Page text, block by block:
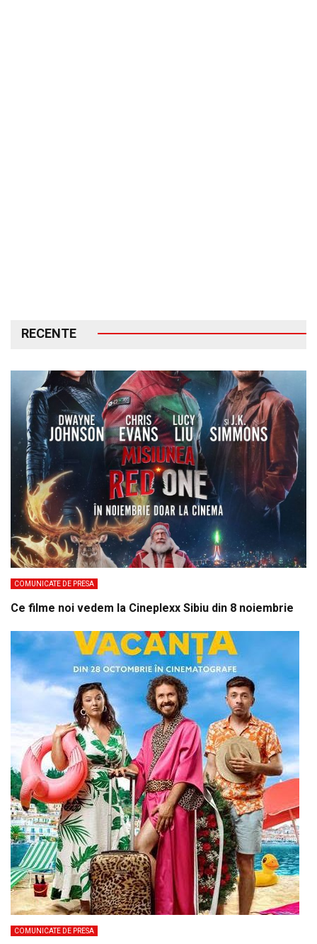
RECENTE
COMUNICATE DE PRESA
Ce filme noi vedem la Cineplexx Sibiu din 8 noiembrie
COMUNICATE DE PRESA